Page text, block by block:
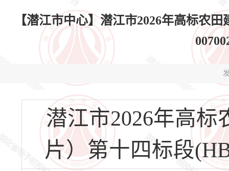
【潜江市中心】潜江市2026年高标农
潜江市2026年高
片）第十四标段